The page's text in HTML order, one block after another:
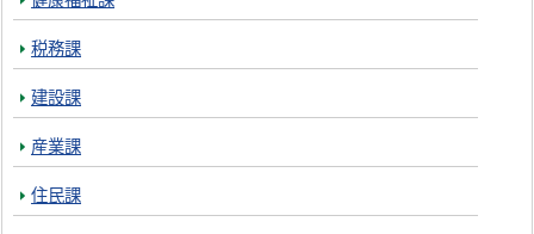
税務課
建設課
産業課
住民課